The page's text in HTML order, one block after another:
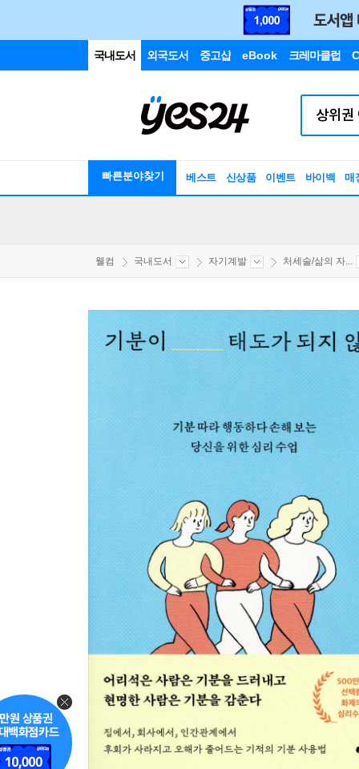
국내도서 외국도서 중고샵 eBook 크레마클럽
빠른분야찾기 베스트 신상품 이벤트 바이백 매
웰컴 국내도서 자기계발 처세술/삶의 자...